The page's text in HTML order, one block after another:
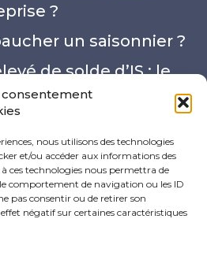
nous utilisons des technologies
et/ou accéder aux informations des
ces technologies nous permettra de
comportement de navigation ou les ID
pas consentir ou de retirer son
négatif sur certaines caractéristiques
?
un saisonnier ?
de solde d’IS : le
de cotisations des
en micro-